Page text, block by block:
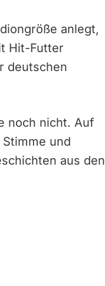
anlegt,
Hit-Futter
deutschen
noch nicht. Auf
und
aus den